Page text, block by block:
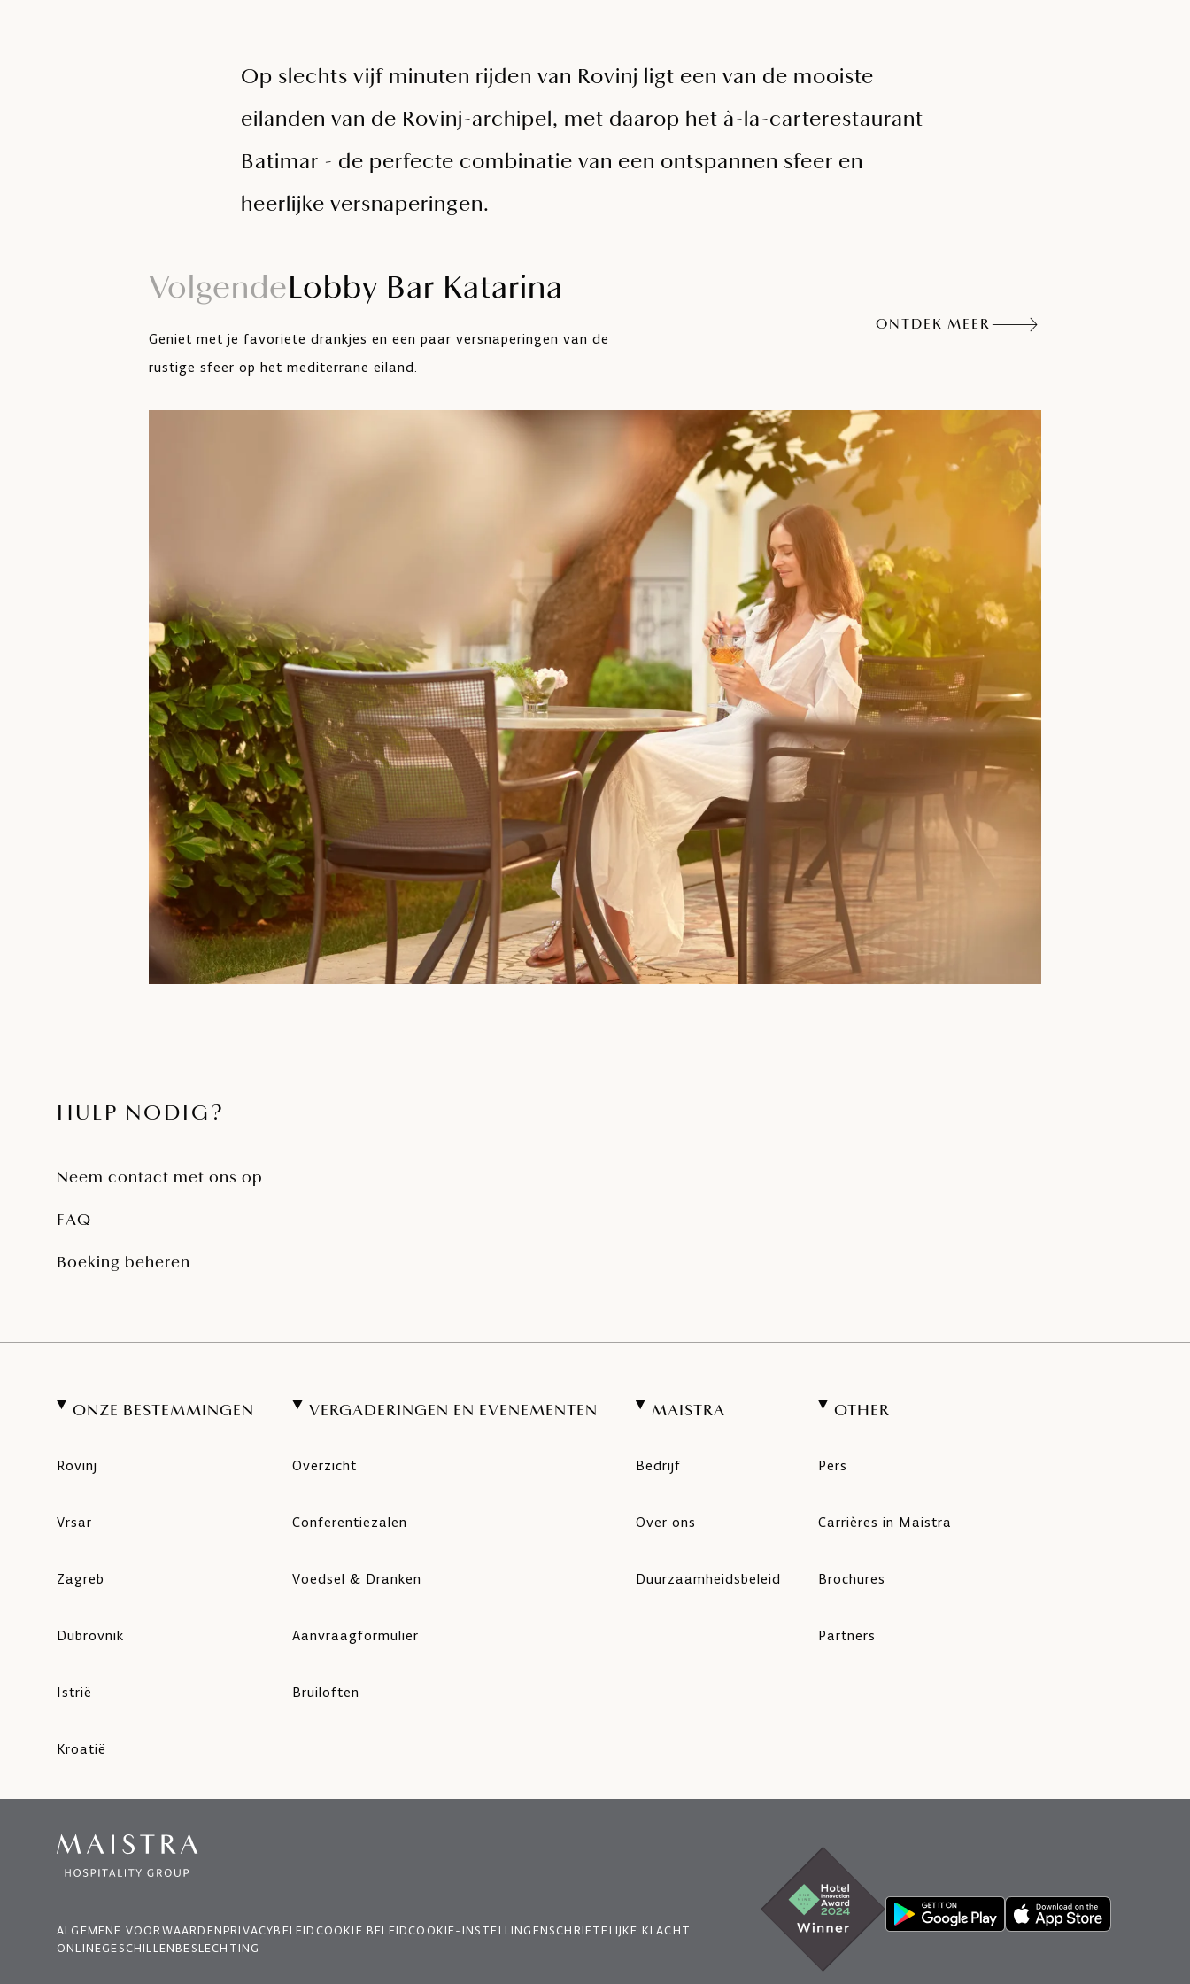
Op slechts vijf minuten rijden van Rovinj ligt een van de mooiste
eilanden van de Rovinj-archipel, met daarop het à-la-carterestaurant
Batimar - de perfecte combinatie van een ontspannen sfeer en
heerlijke versnaperingen.
VolgendeLobby Bar Katarina
Geniet met je favoriete drankjes en een paar versnaperingen van de
rustige sfeer op het mediterrane eiland.
ONTDEK MEER
HULP NODIG?
Neem contact met ons op
FAQ
Boeking beheren
ONZE BESTEMMINGEN
Rovinj
Vrsar
Zagreb
Dubrovnik
Istrië
Kroatië
VERGADERINGEN EN EVENEMENTEN
Overzicht
Conferentiezalen
Voedsel & Dranken
Aanvraagformulier
Bruiloften
MAISTRA
Bedrijf
Over ons
Duurzaamheidsbeleid
OTHER
Pers
Carrières in Maistra
Brochures
Partners
ALGEMENE VOORWAARDENPRIVACYBELEIDCOOKIE BELEIDCOOKIE-INSTELLINGENSCHRIFTELIJKE KLACHT
ONLINEGESCHILLENBESLECHTING